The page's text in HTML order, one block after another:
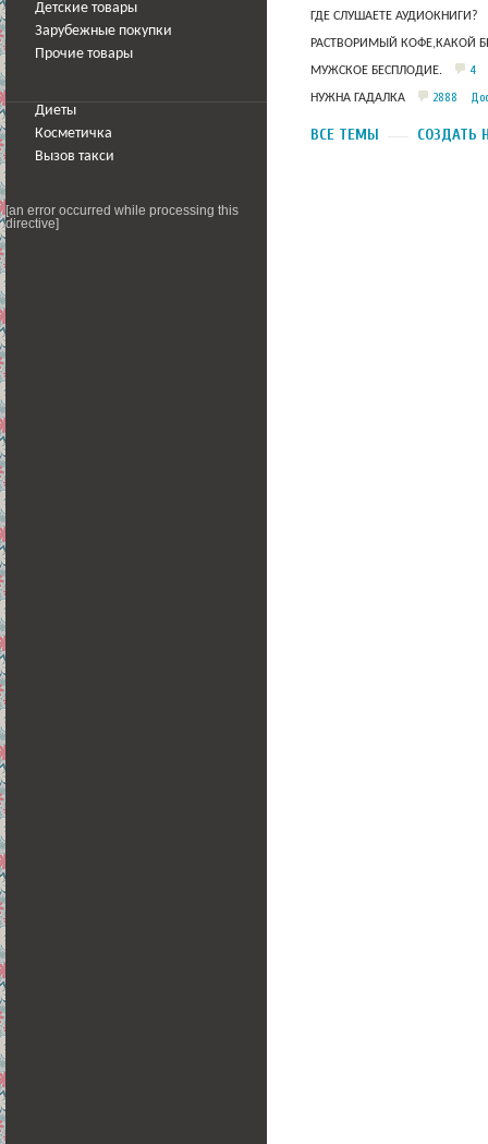
Детские товары
Зарубежные покупки
Прочие товары
Диеты
Косметичка
Вызов такси
[an error occurred while processing this
directive]
ГДЕ СЛУШАЕТЕ АУДИОКНИГИ?
РАСТВОРИМЫЙ КОФЕ,КАКОЙ
МУЖСКОЕ БЕСПЛОДИЕ. 4
НУЖНА ГАДАЛКА 2888
ВСЕ ТЕМЫ СОЗДАТЬ